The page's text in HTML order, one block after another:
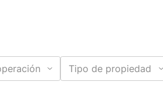
Tipo de propiedad